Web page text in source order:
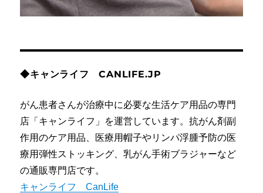
◆キャンライフ CANLIFE.JP
がん患者さんが治療中に必要な生活ケア用品の専門
店「キャンライフ」を運営しています。抗がん剤副
作用のケア用品、医療用帽子やリンパ浮腫予防の医
療用弾性ストッキング、乳がん手術ブラジャーなど
の通販専門店です。
キャンライフ CanLife